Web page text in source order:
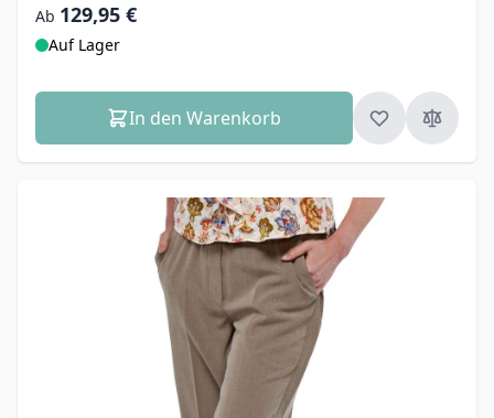
Ab 129,95 €
Auf Lager
In den Warenkorb